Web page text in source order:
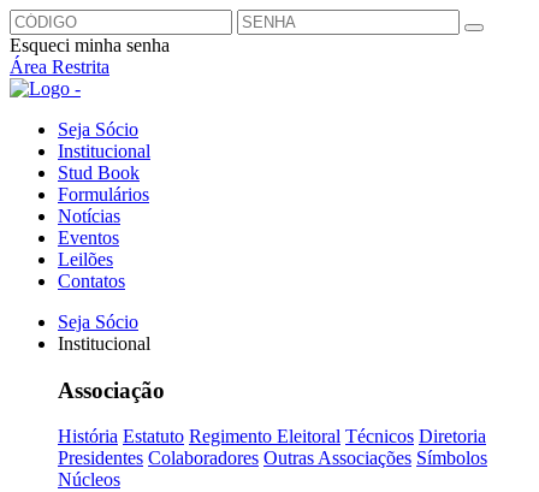
Esqueci minha senha
Área Restrita
Seja Sócio
Institucional
Stud Book
Formulários
Notícias
Eventos
Leilões
Contatos
Seja Sócio
Institucional
Associação
História Estatuto Regimento Eleitoral Técnicos Diretoria
Presidentes Colaboradores Outras Associações Símbolos
Núcleos